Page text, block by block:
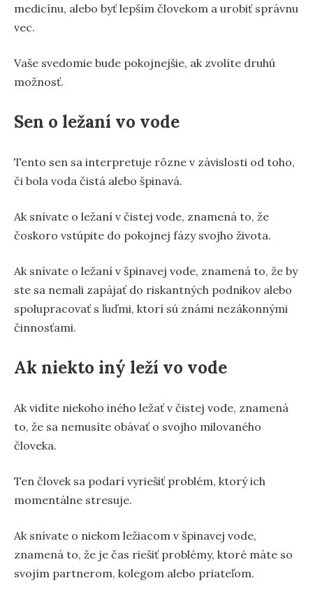
medicínu, alebo byť lepším človekom a urobiť správnu
vec.
Vaše svedomie bude pokojnejšie, ak zvolíte druhú
možnosť.
Sen o ležaní vo vode
Tento sen sa interpretuje rôzne v závislosti od toho,
či bola voda čistá alebo špinavá.
Ak snívate o ležaní v čistej vode, znamená to, že
čoskoro vstúpite do pokojnej fázy svojho života.
Ak snívate o ležaní v špinavej vode, znamená to, že by
ste sa nemali zapájať do riskantných podnikov alebo
spolupracovať s ľuďmi, ktorí sú známi nezákonnými
činnosťami.
Ak niekto iný leží vo vode
Ak vidíte niekoho iného ležať v čistej vode, znamená
to, že sa nemusíte obávať o svojho milovaného
človeka.
Ten človek sa podarí vyriešiť problém, ktorý ich
momentálne stresuje.
Ak snívate o niekom ležiacom v špinavej vode,
znamená to, že je čas riešiť problémy, ktoré máte so
svojím partnerom, kolegom alebo priateľom.